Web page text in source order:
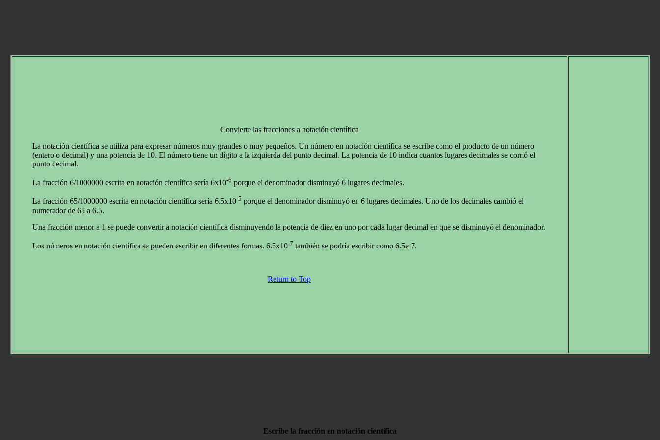
Convierte las fracciones a notación científica
La notación científica se utiliza para expresar números muy grandes o muy pequeños. Un número en notación científica se escribe como el producto de un número
(entero o decimal) y una potencia de 10. El número tiene un dígito a la izquierda del punto decimal. La potencia de 10 indica cuantos lugares decimales se corrió el
punto decimal.
La fracción 6/1000000 escrita en notación científica sería 6x10-6 porque el denominador disminuyó 6 lugares decimales.
La fracción 65/1000000 escrita en notación científica sería 6.5x10-5 porque el denominador disminuyó en 6 lugares decimales. Uno de los decimales cambió el
numerador de 65 a 6.5.
Una fracción menor a 1 se puede convertir a notación científica disminuyendo la potencia de diez en uno por cada lugar decimal en que se disminuyó el denominador.
Los números en notación científica se pueden escribir en diferentes formas. 6.5x10-7 también se podría escribir como 6.5e-7.
Return to Top
Escribe la fracción en notación científica